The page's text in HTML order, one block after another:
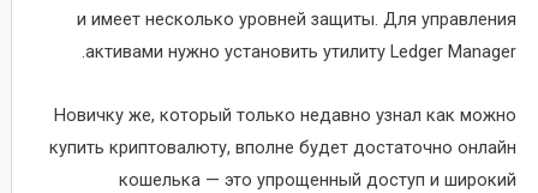
и имеет несколько уровней защиты. Для управления
активами нужно установить утилиту Ledger Manager.
Новичку же, который только недавно узнал как можно
купить криптовалюту, вполне будет достаточно онлайн
кошелька — это упрощенный доступ и широкий